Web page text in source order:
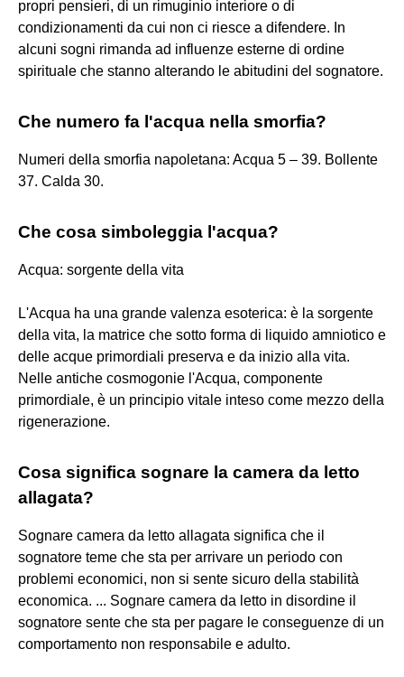
propri pensieri, di un rimuginio interiore o di
condizionamenti da cui non ci riesce a difendere. In
alcuni sogni rimanda ad influenze esterne di ordine
spirituale che stanno alterando le abitudini del sognatore.
Che numero fa l'acqua nella smorfia?
Numeri della smorfia napoletana: Acqua 5 – 39. Bollente
37. Calda 30.
Che cosa simboleggia l'acqua?
Acqua: sorgente della vita
L'Acqua ha una grande valenza esoterica: è la sorgente
della vita, la matrice che sotto forma di liquido amniotico e
delle acque primordiali preserva e da inizio alla vita.
Nelle antiche cosmogonie l'Acqua, componente
primordiale, è un principio vitale inteso come mezzo della
rigenerazione.
Cosa significa sognare la camera da letto
allagata?
Sognare camera da letto allagata significa che il
sognatore teme che sta per arrivare un periodo con
problemi economici, non si sente sicuro della stabilità
economica. ... Sognare camera da letto in disordine il
sognatore sente che sta per pagare le conseguenze di un
comportamento non responsabile e adulto.